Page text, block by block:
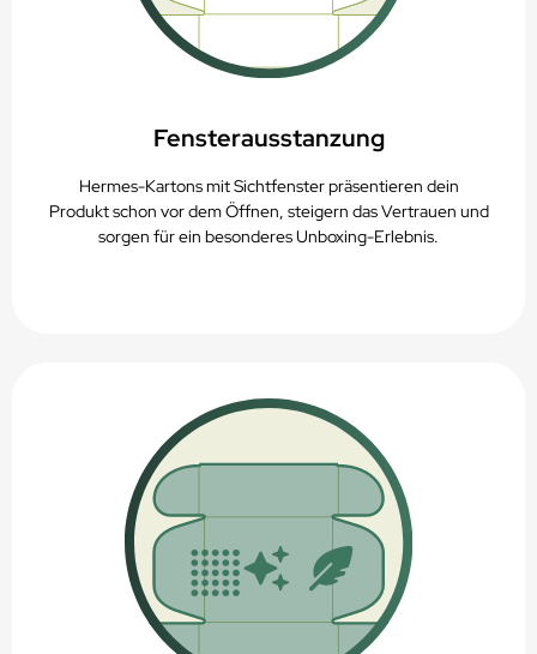
Fensterausstanzung
Hermes-Kartons mit Sichtfenster präsentieren dein
Produkt schon vor dem Öffnen, steigern das Vertrauen und
sorgen für ein besonderes Unboxing-Erlebnis.